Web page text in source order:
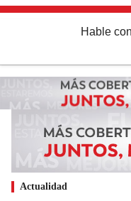
Hable
Actualidad